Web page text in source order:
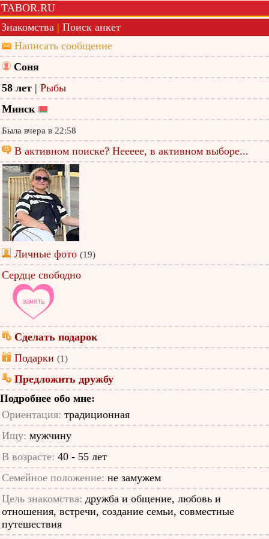
TABOR.RU
Знакомства | Поиск анкет
Написать сообщение
Соня
58 лет | Рыбы
Минск
Была вчера в 22:58
В активном поиске? Неееее, в активном выборе...
Личные фото (19)
Сердце свободно
Сделать подарок
Подарки (1)
Предложить дружбу
Подробнее обо мне:
Ориентация: традиционная
Ищу: мужчину
В возрасте: 40 - 55 лет
Семейное положение: не замужем
Цель знакомства: дружба и общение, любовь и
отношения, встречи, создание семьи, совместные
путешествия